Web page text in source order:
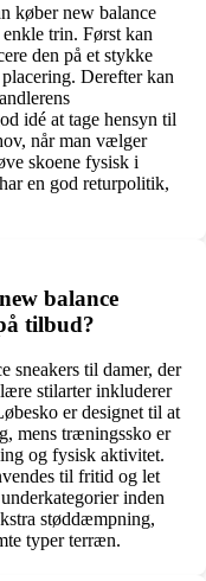
køber new balance
trin. Først kan
den på et stykke
Derefter kan
idé at tage hensyn til
når man vælger
skoene fysisk i
en god returpolitik,
balance
tilbud?
sneakers til damer, der
stilarter inkluderer
er designet til at
mens træningssko er
og fysisk aktivitet.
til fritid og let
inden
støddæmpning,
typer terræn.